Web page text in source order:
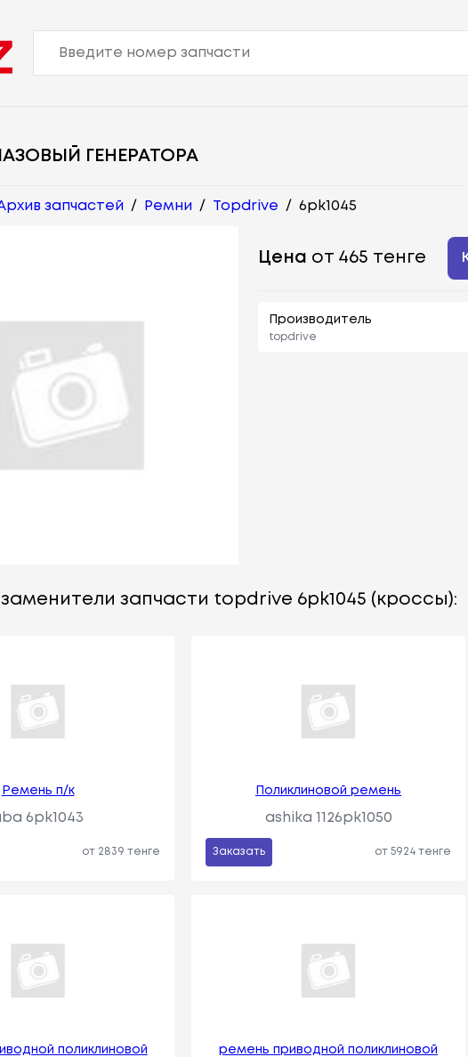
ГЕНЕРАТОРА
запчастей / Ремни / Topdrive / 6pk1045
Цена от 465 тенге
Производитель
topdrive
запчасти topdrive 6pk1045 (кроссы):
Ремень п/к
6pk1043
от 2839 тенге
Поликлиновой ремень
ashika 1126pk1050
Заказать от 5924 тенге
поликлиновой ремень приводной поликлиновой